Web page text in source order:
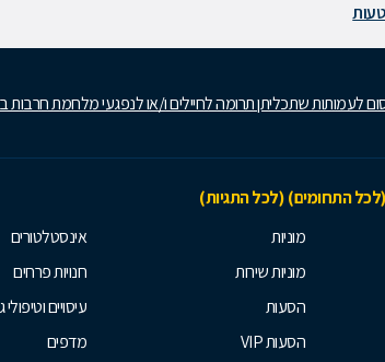
לעמותות שתכליתן תרומה לחיילים ו/או לנפגעי מלחמת חרבות
(לכל התחומים) (לכל התגיות)
מוניות
מוניות שירות
הסעות
הסעות VIP
אינסטלטורים
חנויות פרחים
עיסויים וטיפולי
מדפים